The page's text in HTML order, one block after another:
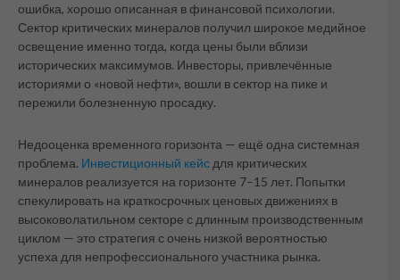
ошибка, хорошо описанная в финансовой психологии.
Сектор критических минералов получил широкое медийное
освещение именно тогда, когда цены были вблизи
исторических максимумов. Инвесторы, привлечённые
историями о «новой нефти», вошли в сектор на пике и
пережили болезненную просадку.
Недооценка временного горизонта — ещё одна системная
проблема. Инвестиционный кейс для критических
минералов реализуется на горизонте 7–15 лет. Попытки
спекулировать на краткосрочных ценовых движениях в
высоковолатильном секторе с длинным производственным
циклом — это стратегия с очень низкой вероятностью
успеха для непрофессионального участника рынка.